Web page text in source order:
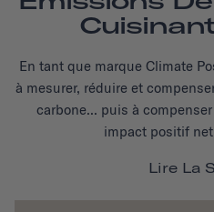
En tant que marque Climate
à mesurer, réduire et
carbone... puis à
impact positif
Lire La